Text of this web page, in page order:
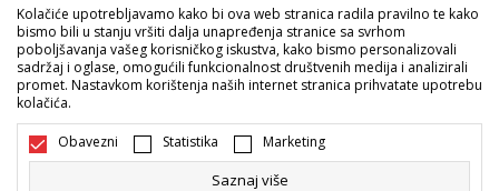
Bosna i Hercegovina Promijenite
Kolačiće upotrebljavamo kako bi ova web stranica radila pravilno te kako
bismo bili u stanju vršiti dalja unapređenja stranice sa svrhom
poboljšavanja vašeg korisničkog iskustva, kako bismo personalizovali
sadržaj i oglase, omogućili funkcionalnost društvenih medija i analizirali
promet. Nastavkom korištenja naših internet stranica prihvatate upotrebu
kolačića.
Obavezni Statistika Marketing
Saznaj više